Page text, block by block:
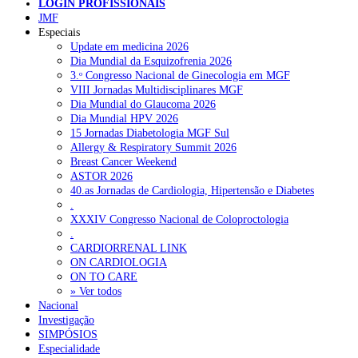
NOTÍCIAS RECENTES
Quase 11.900 jovens recorreram aos cheques psicólogo e
nutricionista no primeiro mês 7 de Agosto, 2026
ULS de Coimbra estreia cirurgia endoscópica do ouvido com
apoio robótico em Portugal 7 de Agosto, 2026
Enfermeiros exigem esclarecimentos sobre eventual gestão
privada da ULS do Algarve 7 de Agosto, 2026
Ordem dos Médicos alerta para riscos no novo sistema de acesso
a consultas e cirurgias
Portugal está a formar os médicos de que precisa?
2026
NOTÍCIAS MAIS LIDAS
LOGIN PROFISSIONAIS
JMF
Especiais
Update em medicina 2026
Dia Mundial da Esquizofrenia 2026
3.ᵒ Congresso Nacional de Ginecologia em MGF
VIII Jornadas Multidisciplinares MGF
Dia Mundial do Glaucoma 2026
Dia Mundial HPV 2026
15 Jornadas Diabetologia MGF Sul
Allergy & Respiratory Summit 2026
Breast Cancer Weekend
ASTOR 2026
40.as Jornadas de Cardiologia, Hipertensão e Diabetes
.
XXXIV Congresso Nacional de Coloproctologia
.
CARDIORRENAL LINK
ON CARDIOLOGIA
ON TO CARE
» Ver todos
Nacional
Investigação
SIMPÓSIOS
Especialidade